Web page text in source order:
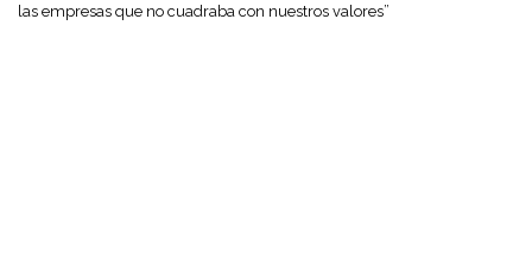
las empresas que no cuadraba con nuestros valores”